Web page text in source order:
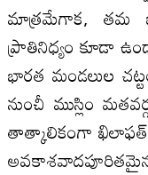
మాత్రమేగాక, తమ
ప్రాతినిధ్యం కూడా
భారత మండలుల
నుంచీ ముస్లిం
తాత్కాలికంగా ఖిలాఫత్‌